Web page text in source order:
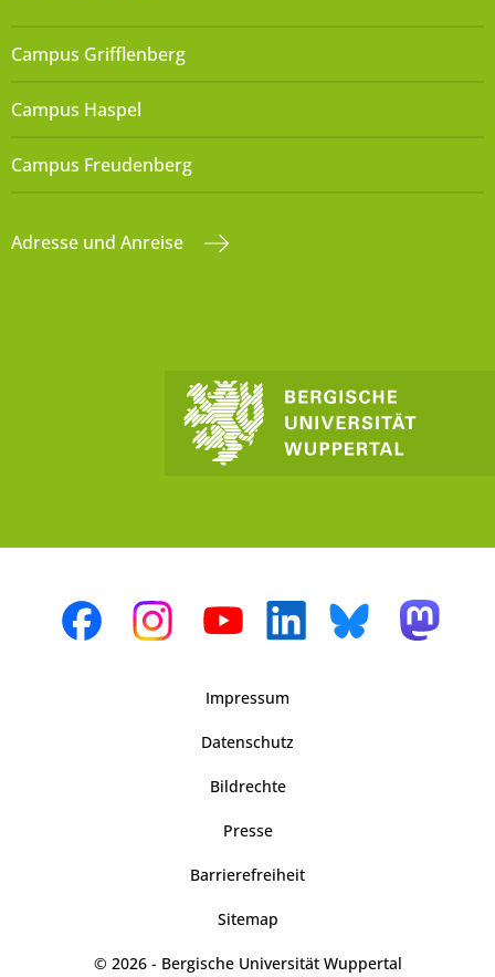
Campus Grifflenberg
Campus Haspel
Campus Freudenberg
Adresse und Anreise
Impressum
Datenschutz
Bildrechte
Presse
Barrierefreiheit
Sitemap
© 2026 - Bergische Universität Wuppertal